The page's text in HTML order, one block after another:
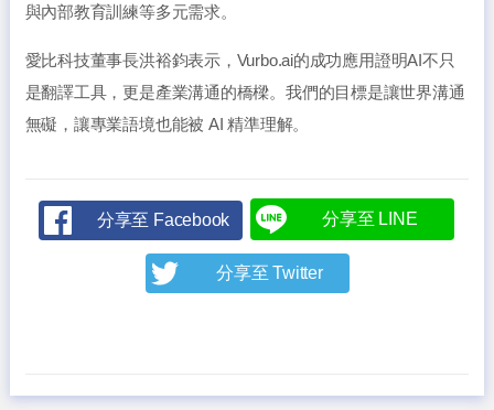
與內部教育訓練等多元需求。
愛比科技董事長洪裕鈞表示，Vurbo.ai的成功應用證明AI不只
是翻譯工具，更是產業溝通的橋樑。我們的目標是讓世界溝通
無礙，讓專業語境也能被 AI 精準理解。
分享至 Facebook 分享至 LINE
分享至 Twitter